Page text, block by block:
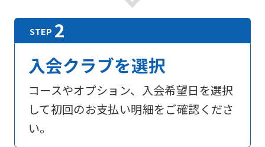
入会クラブを選択
コースやオプション、入会希望日を選択
して初回のお支払い明細をご確認くださ
い。